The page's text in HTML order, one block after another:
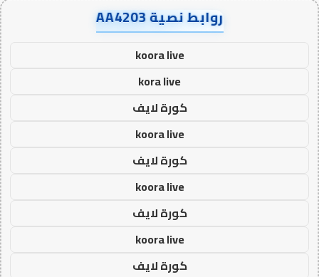
روابط نصية AA4203
koora live
kora live
كورة لايف
koora live
كورة لايف
koora live
كورة لايف
koora live
كورة لايف